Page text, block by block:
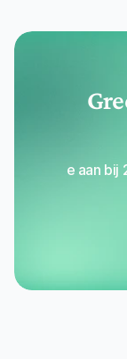
Sluit je aan